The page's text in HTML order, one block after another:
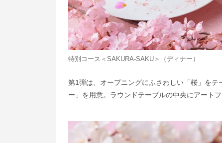
特別コース＜SAKURA-SAKU＞（ディナー）
第1弾は、オープニングにふさわしい「桜」を
ー」を用意。ラウンドテーブルの中央にアート